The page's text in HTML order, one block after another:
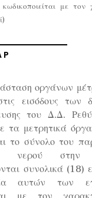
με
οργάνων
εισόδους των
του Δ.Δ.
τα μετρητικά
το σύνολο του
νερού στην
συνολικά (18)
αυτών των